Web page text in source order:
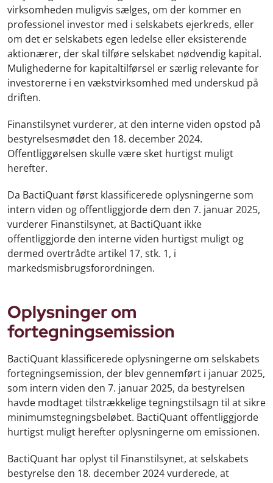
virksomheden muligvis sælges, om der kommer en
professionel investor med i selskabets ejerkreds, eller
om det er selskabets egen ledelse eller eksisterende
aktionærer, der skal tilføre selskabet nødvendig kapital.
Mulighederne for kapitaltilførsel er særlig relevante for
investorerne i en vækstvirksomhed med underskud på
driften.
Finanstilsynet vurderer, at den interne viden opstod på
bestyrelsesmødet den 18. december 2024.
Offentliggørelsen skulle være sket hurtigst muligt
herefter.
Da BactiQuant først klassificerede oplysningerne som
intern viden og offentliggjorde dem den 7. januar 2025,
vurderer Finanstilsynet, at BactiQuant ikke
offentliggjorde den interne viden hurtigst muligt og
dermed overtrådte artikel 17, stk. 1, i
markedsmisbrugsforordningen.
Oplysninger om
fortegningsemission
BactiQuant klassificerede oplysningerne om selskabets
fortegningsemission, der blev gennemført i januar 2025,
som intern viden den 7. januar 2025, da bestyrelsen
havde modtaget tilstrækkelige tegningstilsagn til at sikre
minimumstegningsbeløbet. BactiQuant offentliggjorde
hurtigst muligt herefter oplysningerne om emissionen.
BactiQuant har oplyst til Finanstilsynet, at selskabets
bestyrelse den 18. december 2024 vurderede, at